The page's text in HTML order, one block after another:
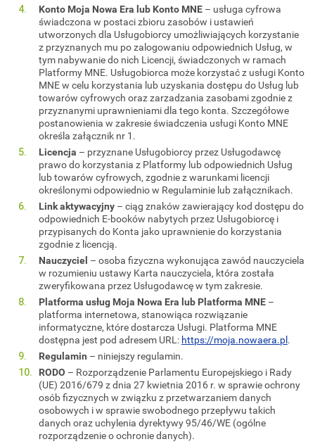
Konto Moja Nowa Era lub Konto MNE – usługa cyfrowa
świadczona w postaci zbioru zasobów i ustawień
utworzonych dla Usługobiorcy umożliwiających korzystanie
z przyznanych mu po zalogowaniu odpowiednich Usług, w
tym nabywanie do nich Licencji, świadczonych w ramach
Platformy MNE. Usługobiorca może korzystać z usługi Konto
MNE w celu korzystania lub uzyskania dostępu do Usług lub
towarów cyfrowych oraz zarzadzania zasobami zgodnie z
przyznanymi uprawnieniami dla tego konta. Szczegółowe
postanowienia w zakresie świadczenia usługi Konto MNE
określa załącznik nr 1.
Licencja – przyznane Usługobiorcy przez Usługodawcę
prawo do korzystania z Platformy lub odpowiednich Usług
lub towarów cyfrowych, zgodnie z warunkami licencji
określonymi odpowiednio w Regulaminie lub załącznikach.
Link aktywacyjny – ciąg znaków zawierający kod dostępu do
odpowiednich E-booków nabytych przez Usługobiorcę i
przypisanych do Konta jako uprawnienie do korzystania
zgodnie z licencją.
Nauczyciel – osoba fizyczna wykonująca zawód nauczyciela
w rozumieniu ustawy Karta nauczyciela, która została
zweryfikowana przez Usługodawcę w tym zakresie.
Platforma usług Moja Nowa Era lub Platforma MNE –
platforma internetowa, stanowiąca rozwiązanie
informatyczne, które dostarcza Usługi. Platforma MNE
dostępna jest pod adresem URL: https://moja.nowaera.pl.
Regulamin – niniejszy regulamin.
RODO – Rozporządzenie Parlamentu Europejskiego i Rady
(UE) 2016/679 z dnia 27 kwietnia 2016 r. w sprawie ochrony
osób fizycznych w związku z przetwarzaniem danych
osobowych i w sprawie swobodnego przepływu takich
danych oraz uchylenia dyrektywy 95/46/WE (ogólne
rozporządzenie o ochronie danych).